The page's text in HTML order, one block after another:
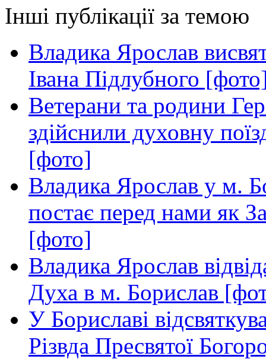
Інші публікації за темою
Владика Ярослав
Івана Підлубного
Ветерани та родини
здійснили духовну
[фото]
Владика Ярослав у м.
постає перед нами як
[фото]
Владика Ярослав
Духа в м. Борислав
У Бориславі
Різвда Пресвятої